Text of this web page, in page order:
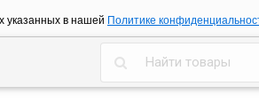
указанных в нашей Политике